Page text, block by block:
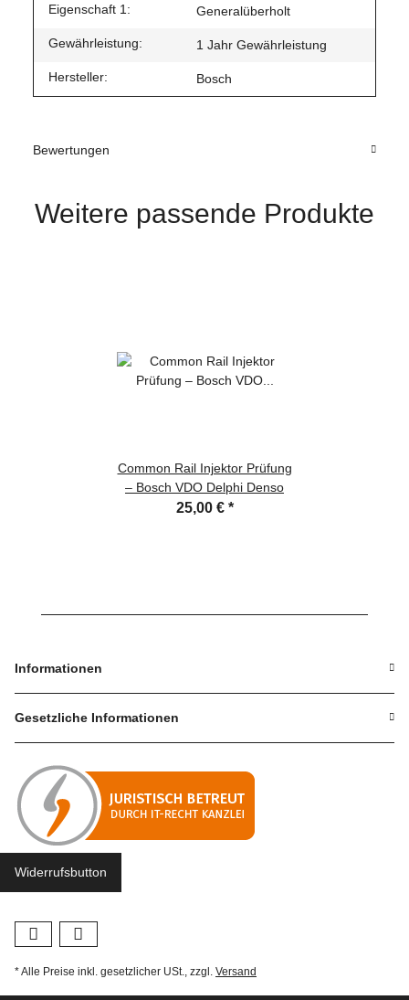
Eigenschaft 1: Generalüberholt
Gewährleistung: 1 Jahr Gewährleistung
Hersteller: Bosch
Bewertungen
Weitere passende Produkte
Common Rail Injektor Prüfung
– Bosch VDO Delphi Denso
25,00 € *
Informationen
Gesetzliche Informationen
Widerrufsbutton
* Alle Preise inkl. gesetzlicher USt., zzgl. Versand